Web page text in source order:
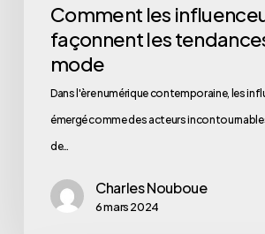
Comment les
façonnent les
mode
Dans l'ère numérique contemporaine, les
émergé comme des acteurs
de…
Charles Nouboue
6 mars 2024